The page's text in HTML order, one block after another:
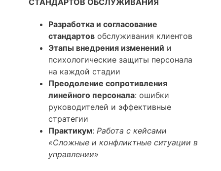
Разработка и согласование
стандартов обслуживания клиентов
Этапы внедрения изменений и
психологические защиты персонала
на каждой стадии
Преодоление сопротивления
линейного персонала: ошибки
руководителей и эффективные
стратегии
Практикум: Работа с кейсами
«Сложные и конфликтные ситуации в
управлении»